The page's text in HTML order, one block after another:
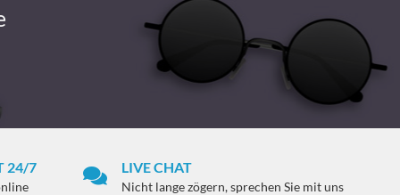
24/7 LIVE CHAT
Nicht lange zögern, sprechen Sie mit uns